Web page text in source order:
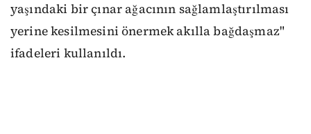
yaşındaki bir çınar ağacının sağlamlaştırılması
yerine kesilmesini önermek akılla bağdaşmaz"
ifadeleri kullanıldı.